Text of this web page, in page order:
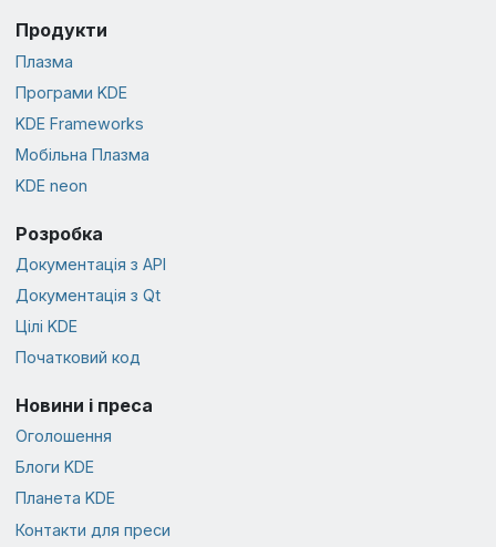
Продукти
Плазма
Програми KDE
KDE Frameworks
Мобільна Плазма
KDE neon
Розробка
Документація з API
Документація з Qt
Цілі KDE
Початковий код
Новини і преса
Оголошення
Блоги KDE
Планета KDE
Контакти для преси